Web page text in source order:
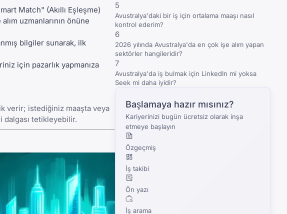
Match" (Akıllı Eşleşme)
uzmanlarının önüne
bilgiler sunarak, ilk
için pazarlık yapmanıza
verir; istediğiniz maaşta veya
dalgası tetikleyebilir.
5
Avustralya'daki bir iş için ortalama maaşı nasıl
kontrol ederim?
6
2026 yılında Avustralya'da en çok işe alım yapan
sektörler hangileridir?
7
Avustralya'da iş bulmak için LinkedIn mi yoksa
Seek mi daha iyidir?
Başlamaya hazır mısınız?
Kariyerinizi bugün ücretsiz olarak inşa
etmeye başlayın
Özgeçmiş
İş takibi
Ön yazı
İş arama